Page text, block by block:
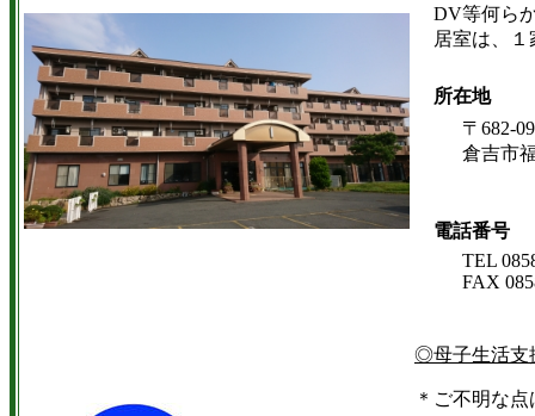
DV等何らか
居室は、１
所在地
〒682-
倉吉市
電話番号
TEL
FAX
◎母子生活支
＊ご不明な